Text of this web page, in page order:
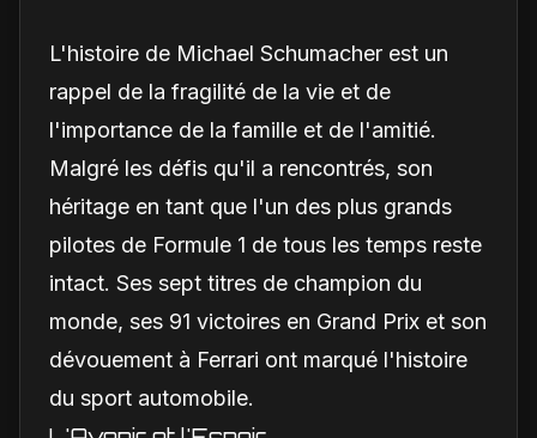
L'histoire de Michael Schumacher est un
rappel de la fragilité de la vie et de
l'importance de la famille et de l'amitié.
Malgré les défis qu'il a rencontrés, son
héritage en tant que l'un des plus grands
pilotes de Formule 1 de tous les temps reste
intact. Ses sept titres de champion du
monde, ses 91 victoires en Grand Prix et son
dévouement à Ferrari ont marqué l'histoire
du sport automobile.